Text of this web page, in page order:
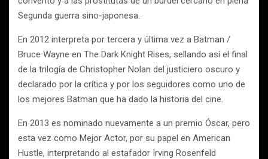
Segunda guerra sino-japonesa.
En 2012 interpreta por tercera y última vez a Batman /
Bruce Wayne en The Dark Knight Rises, sellando así el final
de la trilogía de Christopher Nolan del justiciero oscuro y
declarado por la crítica y por los seguidores como uno de
los mejores Batman que ha dado la historia del cine.
En 2013 es nominado nuevamente a un premio Óscar, pero
esta vez como Mejor Actor, por su papel en American
Hustle, interpretando al estafador Irving Rosenfeld